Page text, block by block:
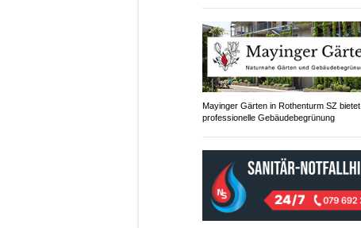
Mayinger Gärten in Rothenturm SZ bietet
professionelle Gebäudebegrünung